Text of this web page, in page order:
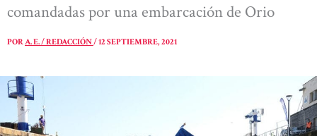
comandadas por una embarcación de Orio
PORA. E. / REDACCIÓN/12 SEPTIEMBRE, 2021